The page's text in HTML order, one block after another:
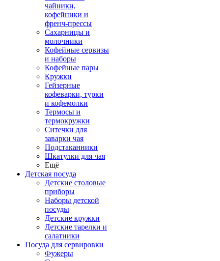
чайники,
кофейники и
френч-прессы
Сахарницы и
молочники
Кофейные сервизы
и наборы
Кофейные пары
Кружки
Гейзерные
кофеварки, турки
и кофемолки
Термосы и
термокружки
Ситечки для
заварки чая
Подстаканники
Шкатулки для чая
Ещё
Детская посуда
Детские столовые
приборы
Наборы детской
посуды
Детские кружки
Детские тарелки и
салатники
Посуда для сервировки
Фужеры